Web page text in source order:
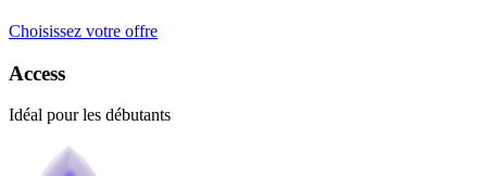
Choisissez votre offre
Access
Idéal pour les débutants